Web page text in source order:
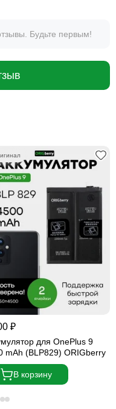
Будьте первым!
₽
для OnePlus 9
mAh (BLP829) ORIGberry
В корзину